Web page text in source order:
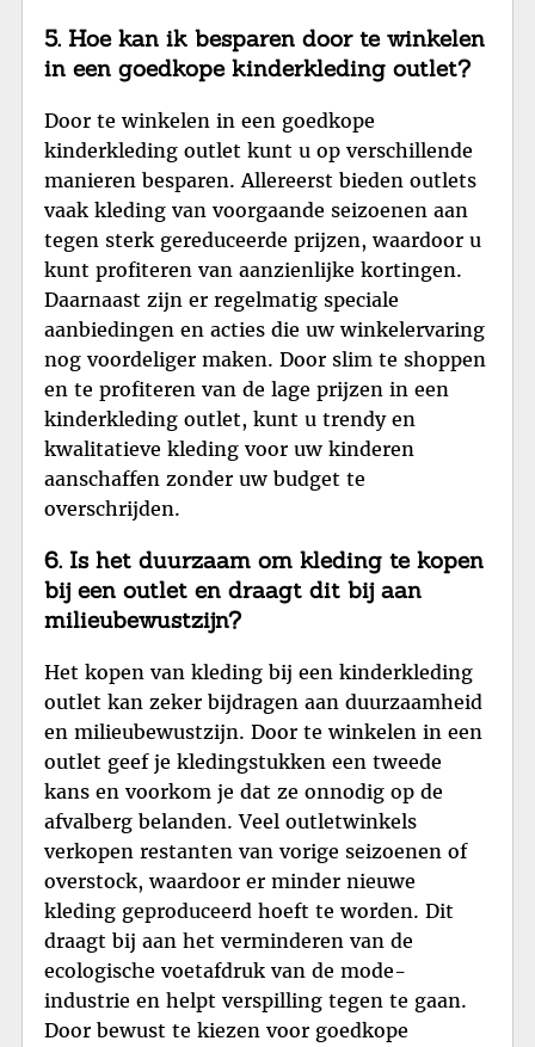
5. Hoe kan ik besparen door te winkelen
in een goedkope kinderkleding outlet?
Door te winkelen in een goedkope
kinderkleding outlet kunt u op verschillende
manieren besparen. Allereerst bieden outlets
vaak kleding van voorgaande seizoenen aan
tegen sterk gereduceerde prijzen, waardoor u
kunt profiteren van aanzienlijke kortingen.
Daarnaast zijn er regelmatig speciale
aanbiedingen en acties die uw winkelervaring
nog voordeliger maken. Door slim te shoppen
en te profiteren van de lage prijzen in een
kinderkleding outlet, kunt u trendy en
kwalitatieve kleding voor uw kinderen
aanschaffen zonder uw budget te
overschrijden.
6. Is het duurzaam om kleding te kopen
bij een outlet en draagt dit bij aan
milieubewustzijn?
Het kopen van kleding bij een kinderkleding
outlet kan zeker bijdragen aan duurzaamheid
en milieubewustzijn. Door te winkelen in een
outlet geef je kledingstukken een tweede
kans en voorkom je dat ze onnodig op de
afvalberg belanden. Veel outletwinkels
verkopen restanten van vorige seizoenen of
overstock, waardoor er minder nieuwe
kleding geproduceerd hoeft te worden. Dit
draagt bij aan het verminderen van de
ecologische voetafdruk van de mode-
industrie en helpt verspilling tegen te gaan.
Door bewust te kiezen voor goedkope